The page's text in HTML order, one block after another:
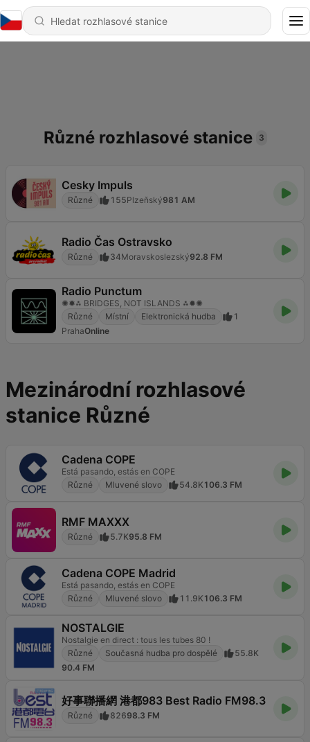
Různé rozhlasové stanice 3
Cesky Impuls
Různé 155Plzeňský981 AM
Radio Čas Ostravsko
Různé 34Moravskoslezský92.8 FM
Radio Punctum
✺✹⁂ BRIDGES, NOT ISLANDS ⁂✹✺
Různé
Místní Elektronická hudba
1
PrahaOnline
Mezinárodní rozhlasové
stanice Různé
Cadena COPE
Está pasando, estás en COPE
Různé
Mluvené slovo 54.8K106.3 FM
RMF MAXXX
Různé 5.7K95.8 FM
Cadena COPE Madrid
Está pasando, estás en COPE
Různé
Mluvené slovo 11.9K106.3 FM
NOSTALGIE
Nostalgie en direct : tous les tubes 80 !
Různé
Současná hudba pro dospělé
55.8K
90.4 FM
好事聯播網 港都983 Best Radio FM98.3
Různé 82698.3 FM